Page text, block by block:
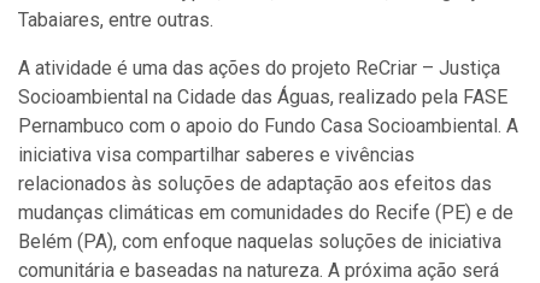
Tabaiares, entre outras.
A atividade é uma das ações do projeto ReCriar – Justiça
Socioambiental na Cidade das Águas, realizado pela FASE
Pernambuco com o apoio do Fundo Casa Socioambiental. A
iniciativa visa compartilhar saberes e vivências
relacionados às soluções de adaptação aos efeitos das
mudanças climáticas em comunidades do Recife (PE) e de
Belém (PA), com enfoque naquelas soluções de iniciativa
comunitária e baseadas na natureza. A próxima ação será